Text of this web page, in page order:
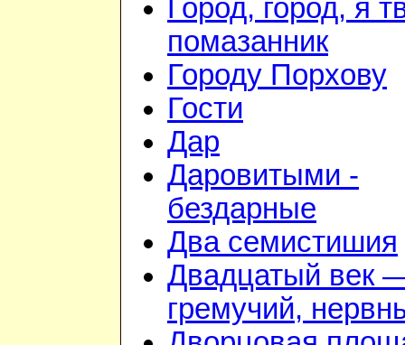
Город, город, я
помазанник
Городу Порхову
Гости
Дар
Даровитыми -
бездарные
Два семистишия
Двадцатый век
гремучий,